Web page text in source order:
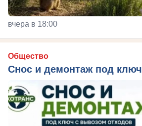
вчера в 18:00
Общество
Снос и демонтаж под ключ